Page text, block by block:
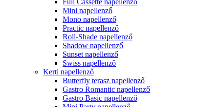
Full Cassette napellenző
Mini napellenző
Mono napellenző
Practic napellenző
Roll-Shade napellenző
Shadow napellenző
Sunset napellenző
Swiss napellenző
Kerti napellenző
Butterfly terasz napellenző
Gastro Romantic napellenző
Gastro Basic napellenző